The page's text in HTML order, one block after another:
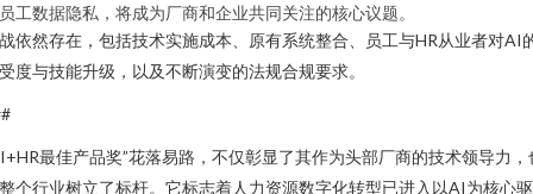
工数据隐私，将成为厂商和企业共同关注的核心议题。
依然存在，包括技术实施成本、原有系统整合、员工与HR从业者对AI
度与技能升级，以及不断演变的法规合规要求。
最佳产品奖”花落易路，不仅彰显了其作为头部厂商的技术领导力，
个行业树立了标杆。它标志着人力资源数字化转型已进入以AI为核心